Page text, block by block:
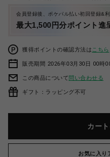
会員登録後、ポケパル払い初回登録&
最大1,500円分ポイント進
獲得ポイントの確認方法は こちら
販売期間 2026年03月30日 00時
この商品について問い合わせる
ギフト：ラッピング不可
カー
お気に入り